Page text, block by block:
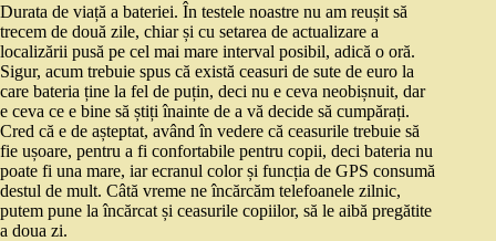
Durata de viață a bateriei. În testele noastre nu am reușit să
trecem de două zile, chiar și cu setarea de actualizare a
localizării pusă pe cel mai mare interval posibil, adică o oră.
Sigur, acum trebuie spus că există ceasuri de sute de euro la
care bateria ține la fel de puțin, deci nu e ceva neobișnuit, dar
e ceva ce e bine să știți înainte de a vă decide să cumpărați.
Cred că e de așteptat, având în vedere că ceasurile trebuie să
fie ușoare, pentru a fi confortabile pentru copii, deci bateria nu
poate fi una mare, iar ecranul color și funcția de GPS consumă
destul de mult. Câtă vreme ne încărcăm telefoanele zilnic,
putem pune la încărcat și ceasurile copiilor, să le aibă pregătite
a doua zi.